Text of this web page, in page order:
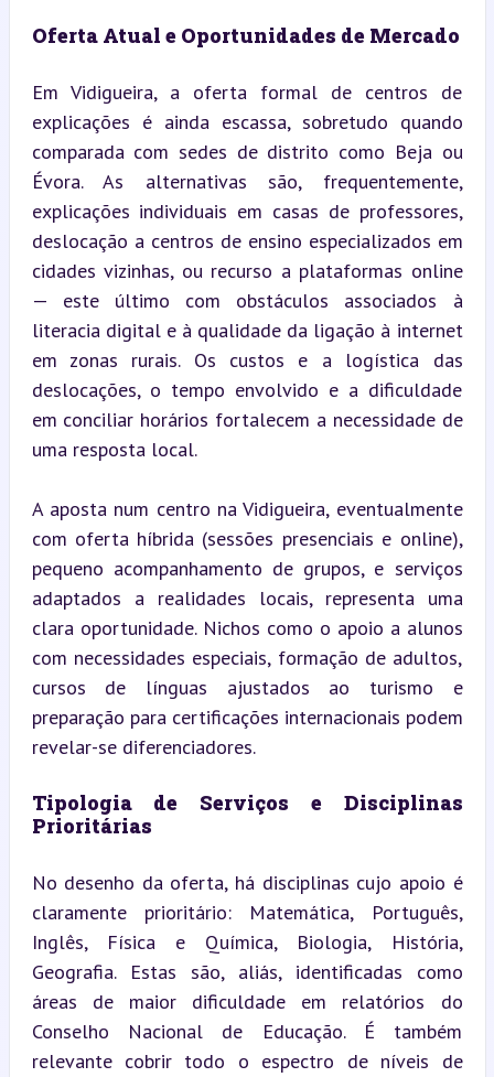
Oferta Atual e Oportunidades de Mercado
Em Vidigueira, a oferta formal de centros de
explicações é ainda escassa, sobretudo quando
comparada com sedes de distrito como Beja ou
Évora. As alternativas são, frequentemente,
explicações individuais em casas de professores,
deslocação a centros de ensino especializados em
cidades vizinhas, ou recurso a plataformas online
— este último com obstáculos associados à
literacia digital e à qualidade da ligação à internet
em zonas rurais. Os custos e a logística das
deslocações, o tempo envolvido e a dificuldade
em conciliar horários fortalecem a necessidade de
uma resposta local.
A aposta num centro na Vidigueira, eventualmente
com oferta híbrida (sessões presenciais e online),
pequeno acompanhamento de grupos, e serviços
adaptados a realidades locais, representa uma
clara oportunidade. Nichos como o apoio a alunos
com necessidades especiais, formação de adultos,
cursos de línguas ajustados ao turismo e
preparação para certificações internacionais podem
revelar-se diferenciadores.
Tipologia de Serviços e Disciplinas
Prioritárias
No desenho da oferta, há disciplinas cujo apoio é
claramente prioritário: Matemática, Português,
Inglês, Física e Química, Biologia, História,
Geografia. Estas são, aliás, identificadas como
áreas de maior dificuldade em relatórios do
Conselho Nacional de Educação. É também
relevante cobrir todo o espectro de níveis de